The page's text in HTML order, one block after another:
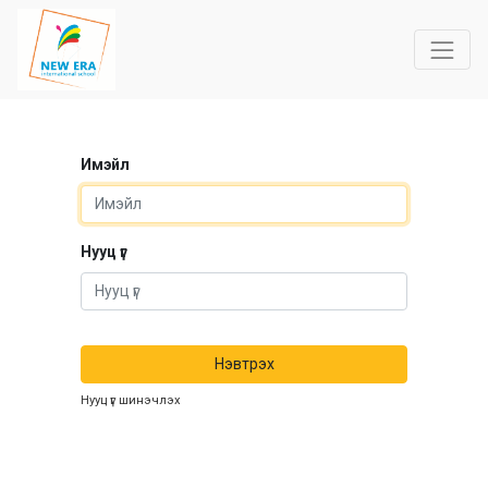
Имэйл
Нууц үг
Нэвтрэх
Нууц үг шинэчлэх